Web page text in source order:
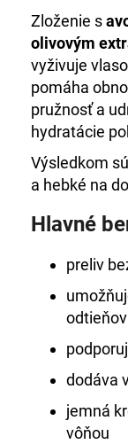
Zloženie s
olivovým
vyživuje
pomáha
pružnosť a
hydratácie
Výsledkom
a hebké na
Hlavné
preliv
odtieňov
dodáva
jemná
vôňou